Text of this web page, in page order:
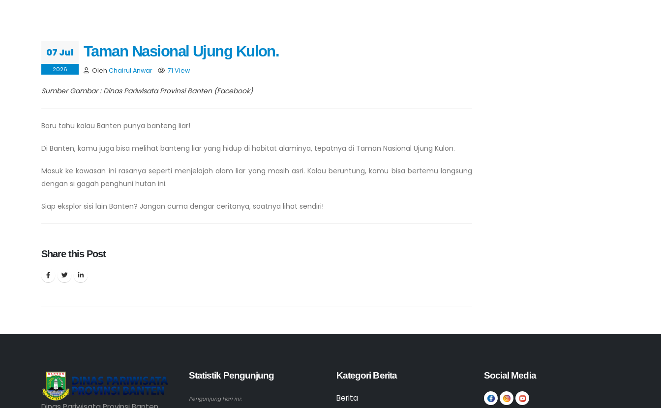
07 Jul
2026
Taman Nasional Ujung Kulon.
Oleh Chairul Anwar 71 View
Sumber Gambar : Dinas Pariwisata Provinsi Banten (Facebook)
Baru tahu kalau Banten punya banteng liar!
Di Banten, kamu juga bisa melihat banteng liar yang hidup di habitat alaminya, tepatnya di Taman Nasional Ujung Kulon.
Masuk ke kawasan ini rasanya seperti menjelajah alam liar yang masih asri. Kalau beruntung, kamu bisa bertemu langsung
dengan si gagah penghuni hutan ini.
Siap eksplor sisi lain Banten? Jangan cuma dengar ceritanya, saatnya lihat sendiri!
Share this Post
Statistik Pengunjung
Pengunjung Hari ini:
Kategori Berita
Berita
Social Media